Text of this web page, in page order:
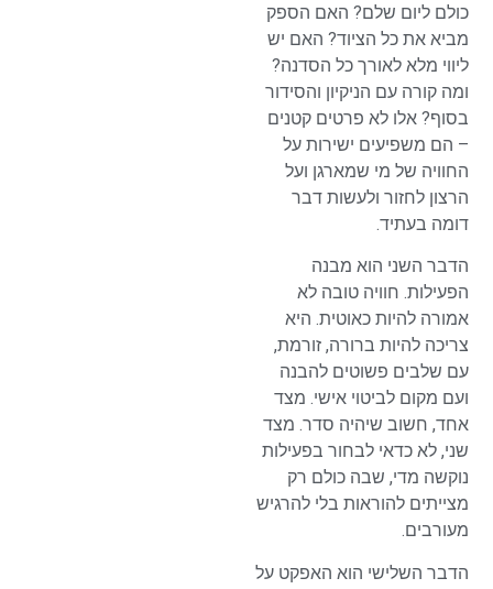
כולם ליום שלם? האם הספק
מביא את כל הציוד? האם יש
ליווי מלא לאורך כל הסדנה?
ומה קורה עם הניקיון והסידור
בסוף? אלו לא פרטים קטנים
– הם משפיעים ישירות על
החוויה של מי שמארגן ועל
הרצון לחזור ולעשות דבר
דומה בעתיד.
הדבר השני הוא מבנה
הפעילות. חוויה טובה לא
אמורה להיות כאוטית. היא
צריכה להיות ברורה, זורמת,
עם שלבים פשוטים להבנה
ועם מקום לביטוי אישי. מצד
אחד, חשוב שיהיה סדר. מצד
שני, לא כדאי לבחור בפעילות
נוקשה מדי, שבה כולם רק
מצייתים להוראות בלי להרגיש
מעורבים.
הדבר השלישי הוא האפקט על